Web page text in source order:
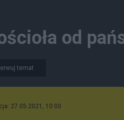
od
temat
27.05.2021, 10:00